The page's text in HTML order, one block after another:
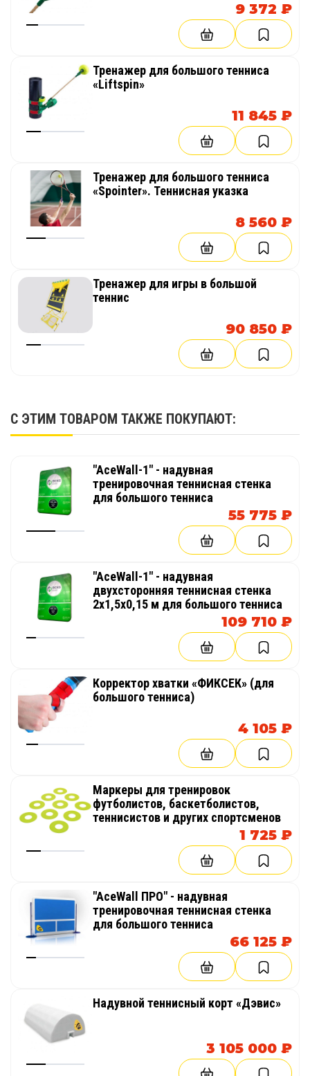
9 372 ₽
Тренажер для большого тенниса
«Liftspin»
11 845 ₽
Тренажер для большого тенниса
«Spointer». Теннисная указка
8 560 ₽
Тренажер для игры в большой
теннис
90 850 ₽
С ЭТИМ ТОВАРОМ ТАКЖЕ ПОКУПАЮТ:
"AceWall-1" - надувная
тренировочная теннисная стенка
для большого тенниса
55 775 ₽
"AceWall-1" - надувная
двухсторонняя теннисная стенка
2х1,5х0,15 м для большого тенниса
109 710 ₽
Корректор хватки «ФИКСЕК» (для
большого тенниса)
4 105 ₽
Маркеры для тренировок
футболистов, баскетболистов,
теннисистов и других спортсменов
1 725 ₽
"AceWall ПРО" - надувная
тренировочная теннисная стенка
для большого тенниса
66 125 ₽
Надувной теннисный корт «Дэвис»
3 105 000 ₽